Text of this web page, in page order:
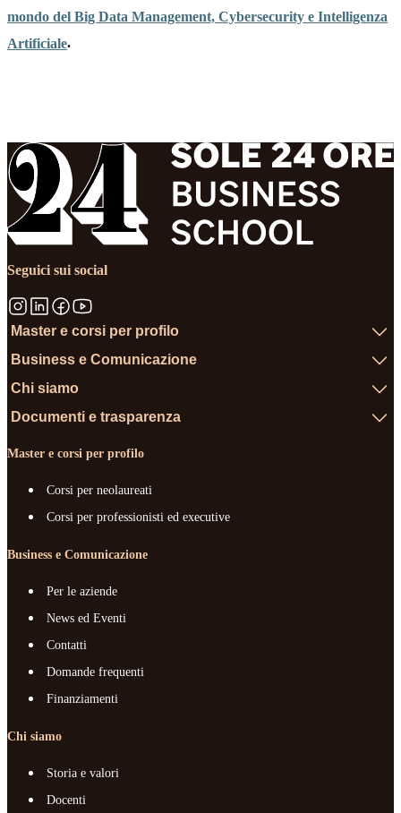
mondo del Big Data Management, Cybersecurity e Intelligenza
Artificiale.
Seguici sui social
Master e corsi per profilo
Business e Comunicazione
Chi siamo
Documenti e trasparenza
Master e corsi per profilo
Corsi per neolaureati
Corsi per professionisti ed executive
Business e Comunicazione
Per le aziende
News ed Eventi
Contatti
Domande frequenti
Finanziamenti
Chi siamo
Storia e valori
Docenti